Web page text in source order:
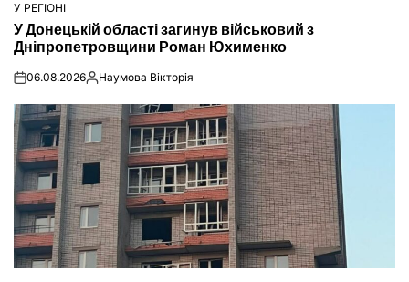
ОПУБЛІКУВАТИ
У
У РЕГІОНІ
У Донецькій області загинув військовий з
Дніпропетровщини Роман Юхименко
on06.08.2026Опубліковано
Наумова Вікторія